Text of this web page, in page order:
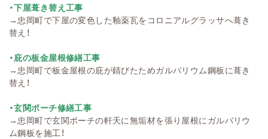
・下屋葺き替え工事
→ 忠岡町で下屋の変色した釉薬瓦をコロニアルグラッサへ葺き
替え！
・庇の板金屋根修繕工事
→ 忠岡町で板金屋根の庇が錆びたためガルバリウム鋼板に葺き
替え！
・玄関ポーチ修繕工事
→ 忠岡町で玄関ポーチの軒天に無垢材を張り屋根にガルバリウ
ム鋼板を施工！